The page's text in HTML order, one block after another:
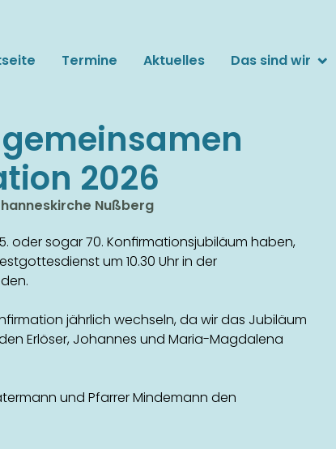
Termine Aktuelles
Das sind wir
Oberste Stadtkirche
Bauernkirche
Reformierte Kirche
2026
Nußberg
oder sogar 70. Konfirmationsjubiläum haben,
um 10.30 Uhr in der
jährlich wechseln, da wir das Jubiläum
Erlöser, Johannes und Maria-Magdalena
und Pfarrer Mindemann den